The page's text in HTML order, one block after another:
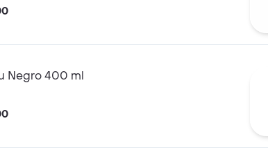
Negro 400 ml